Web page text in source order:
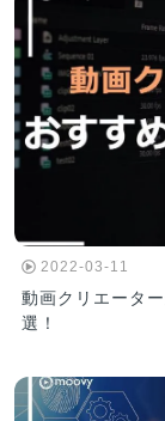
2022-03-11
動画クリエータ
選！